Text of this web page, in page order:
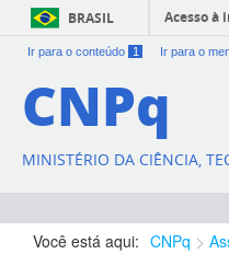
BRASIL Acesso à
Ir para o conteúdo 1 Ir para o
CNPq
MINISTÉRIO DA CIÊNCIA,
Você está aqui: CNPq